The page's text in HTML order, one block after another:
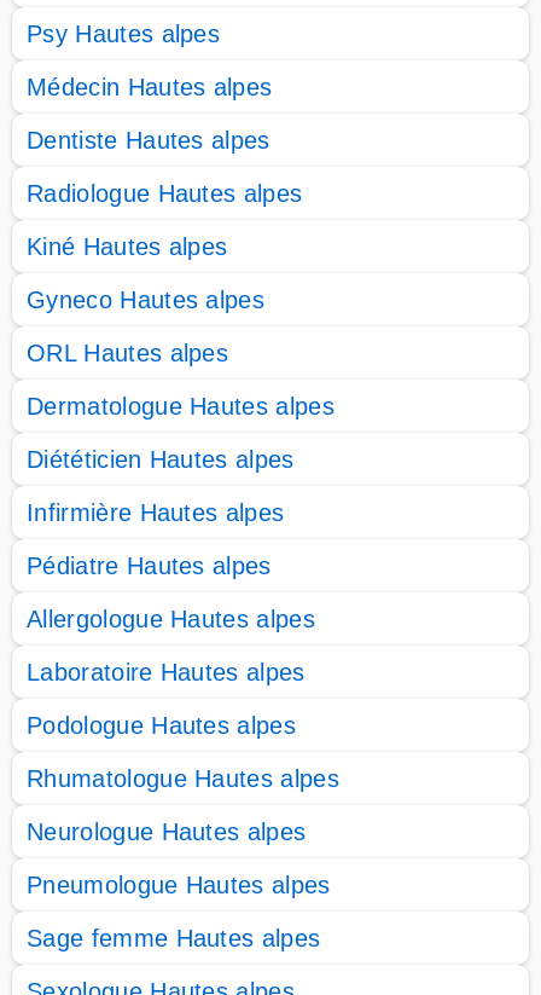
Psy Hautes alpes
Médecin Hautes alpes
Dentiste Hautes alpes
Radiologue Hautes alpes
Kiné Hautes alpes
Gyneco Hautes alpes
ORL Hautes alpes
Dermatologue Hautes alpes
Diététicien Hautes alpes
Infirmière Hautes alpes
Pédiatre Hautes alpes
Allergologue Hautes alpes
Laboratoire Hautes alpes
Podologue Hautes alpes
Rhumatologue Hautes alpes
Neurologue Hautes alpes
Pneumologue Hautes alpes
Sage femme Hautes alpes